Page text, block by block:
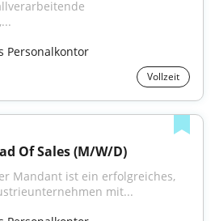
Personalkontor
Vollzeit
Of Sales (M/W/D)
Mandant ist ein erfolgreiches,
mit...